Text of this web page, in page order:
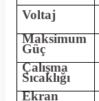
Voltaj
Maksimum
Güç
Çalışma
Sıcaklığı
Ekran